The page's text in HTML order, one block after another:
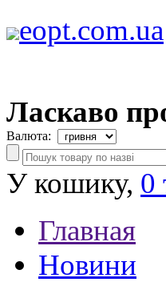
eopt.com.ua
Ласкаво
Валюта:
У кошику, 0
Главная
Новини